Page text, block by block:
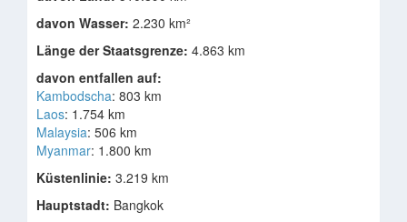
davon Wasser: 2.230 km²
Länge der Staatsgrenze: 4.863 km
davon entfallen auf:
Kambodscha: 803 km
Laos: 1.754 km
Malaysia: 506 km
Myanmar: 1.800 km
Küstenlinie: 3.219 km
Hauptstadt: Bangkok